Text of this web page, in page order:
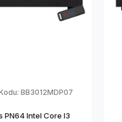
BB3012MDP07
PN64 Intel Core I3